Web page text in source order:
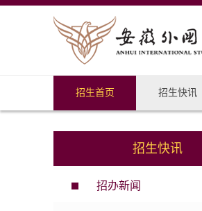
招生首页 招生快讯
招生快讯
招办新闻